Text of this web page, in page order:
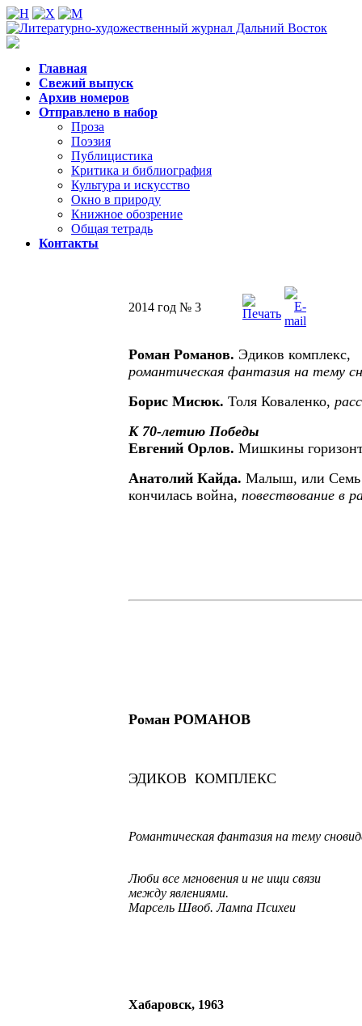
Главная
Свежий выпуск
Архив номеров
Отправлено в набор
Проза
Поэзия
Публицистика
Критика и библиография
Культура и искусство
Окно в природу
Книжное обозрение
Общая тетрадь
Контакты
2014 год № 3
Роман Романов. Эдиков комплекс,
романтическая фантазия на тему
Борис Мисюк. Толя Коваленко,
К 70-летию Победы
Евгений Орлов. Мишкины
Анатолий Кайда. Малыш, или Семь
кончилась война, повествование в
Роман РОМАНОВ
ЭДИКОВ КОМПЛЕКС
Романтическая фантазия на тему
Люби все мгновения и не ищи связи
между явлениями.
Марсель Швоб. Лампа Психеи
Хабаровск, 1963